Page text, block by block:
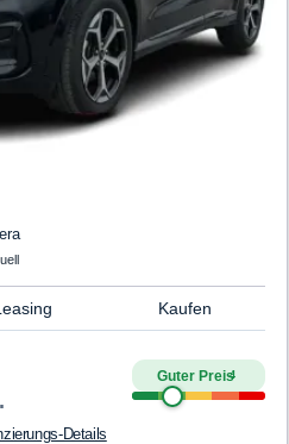
Kaufen
Guter Preis4
Details